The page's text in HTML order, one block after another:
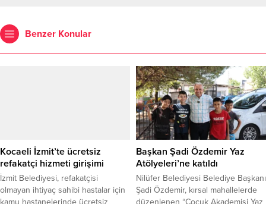
Benzer Konular
Kocaeli İzmit’te ücretsiz
refakatçi hizmeti girişimi
İzmit Belediyesi, refakatçisi
olmayan ihtiyaç sahibi hastalar için
kamu hastanelerinde ücretsiz
Başkan Şadi Özdemir Yaz
Atölyeleri’ne katıldı
Nilüfer Belediyesi Belediye Başkanı
Şadi Özdemir, kırsal mahallelerde
düzenlenen “Çocuk Akademisi Yaz